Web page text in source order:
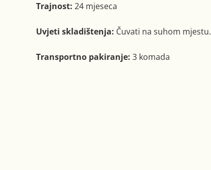
Trajnost: 24 mjeseca
Uvjeti skladištenja: Čuvati na suhom mjestu.
Transportno pakiranje: 3 komada